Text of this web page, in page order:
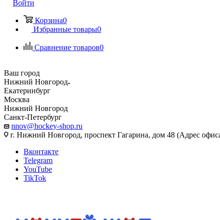
Войти
Корзина0
Избранные товары0
Сравнение товаров0
Ваш город
Нижний Новгород
Екатеринбург
Москва
Нижний Новгород
Санкт-Петербург
nnov@hockey-shop.ru
г. Нижний Новгород, проспект Гагарина, дом 48 (Адрес
Вконтакте
Telegram
YouTube
TikTok